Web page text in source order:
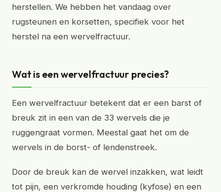
herstellen. We hebben het vandaag over
rugsteunen en korsetten, specifiek voor het
herstel na een wervelfractuur.
Wat is een wervelfractuur precies?
Een wervelfractuur betekent dat er een barst of
breuk zit in een van de 33 wervels die je
ruggengraat vormen. Meestal gaat het om de
wervels in de borst- of lendenstreek.
Door de breuk kan de wervel inzakken, wat leidt
tot pijn, een verkromde houding (kyfose) en een